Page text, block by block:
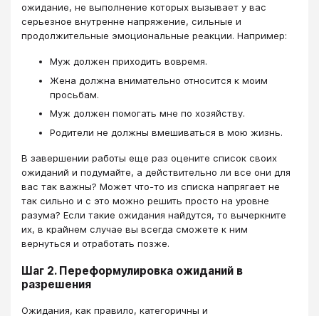
ожидание, не выполнение которых вызывает у вас
серьезное внутренне напряжение, сильные и
продолжительные эмоциональные реакции. Например:
Муж должен приходить вовремя.
Жена должна внимательно относится к моим
просьбам.
Муж должен помогать мне по хозяйству.
Родители не должны вмешиваться в мою жизнь.
В завершении работы еще раз оцените список своих
ожиданий и подумайте, а действительно ли все они для
вас так важны? Может что-то из списка напрягает не
так сильно и с это можно решить просто на уровне
разума? Если такие ожидания найдутся, то вычеркните
их, в крайнем случае вы всегда сможете к ним
вернуться и отработать позже.
Шаг 2. Переформулировка ожиданий в
разрешения
Ожидания, как правило, категоричны и